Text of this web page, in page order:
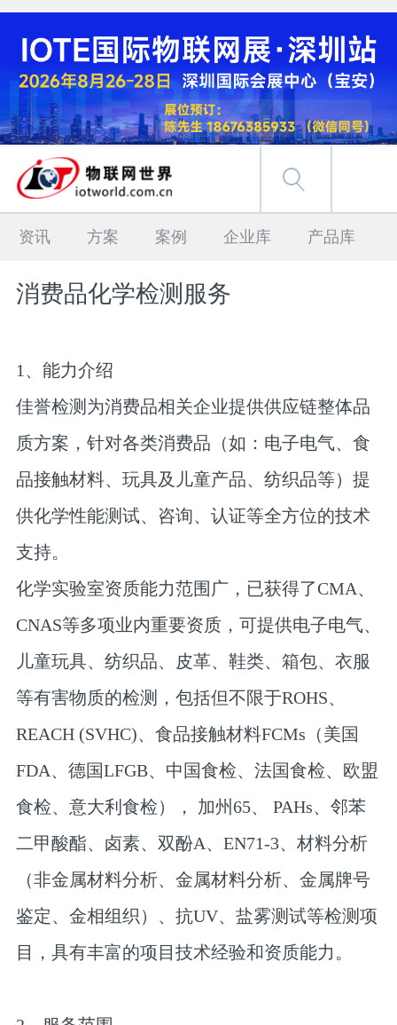
资讯 方案 案例 企业库 产品库
消费品化学检测服务
1、能力介绍
佳誉检测为消费品相关企业提供供应链整体品
质方案，针对各类消费品（如：电子电气、食
品接触材料、玩具及儿童产品、纺织品等）提
供化学性能测试、咨询、认证等全方位的技术
支持。
化学实验室资质能力范围广，已获得了CMA、
CNAS等多项业内重要资质，可提供电子电气、
儿童玩具、纺织品、皮革、鞋类、箱包、衣服
等有害物质的检测，包括但不限于ROHS、
REACH (SVHC)、食品接触材料FCMs（美国
FDA、德国LFGB、中国食检、法国食检、欧盟
食检、意大利食检）， 加州65、 PAHs、邻苯
二甲酸酯、卤素、双酚A、EN71-3、材料分析
（非金属材料分析、金属材料分析、金属牌号
鉴定、金相组织）、抗UV、盐雾测试等检测项
目，具有丰富的项目技术经验和资质能力。